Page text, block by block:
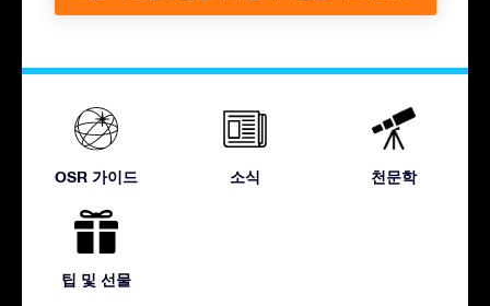
OSR 가이드 소식 천문학
팁 및 선물